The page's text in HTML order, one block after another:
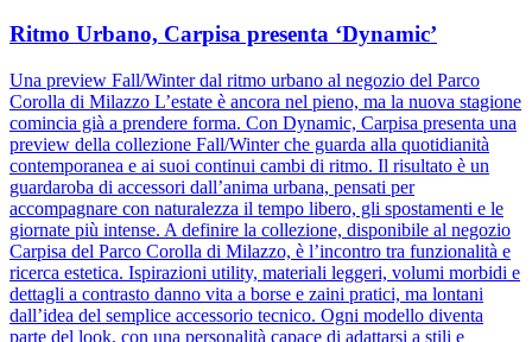
Ritmo Urbano, Carpisa presenta ‘Dynamic’
Una preview Fall/Winter dal ritmo urbano al negozio del Parco
Corolla di Milazzo L’estate è ancora nel pieno, ma la nuova stagione
comincia già a prendere forma. Con Dynamic, Carpisa presenta una
preview della collezione Fall/Winter che guarda alla quotidianità
contemporanea e ai suoi continui cambi di ritmo. Il risultato è un
guardaroba di accessori dall’anima urbana, pensati per
accompagnare con naturalezza il tempo libero, gli spostamenti e le
giornate più intense. A definire la collezione, disponibile al negozio
Carpisa del Parco Corolla di Milazzo, è l’incontro tra funzionalità e
ricerca estetica. Ispirazioni utility, materiali leggeri, volumi morbidi e
dettagli a contrasto danno vita a borse e zaini pratici, ma lontani
dall’idea del semplice accessorio tecnico. Ogni modello diventa
parte del look, con una personalità capace di adattarsi a stili e